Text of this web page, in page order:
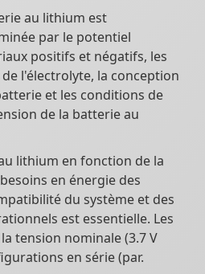
au lithium est
par le potentiel
positifs et négatifs, les
l'électrolyte, la conception
et les conditions de
de la batterie au
lithium en fonction de la
en énergie des
du système et des
est essentielle. Les
tension nominale (3.7 V
en série (par.